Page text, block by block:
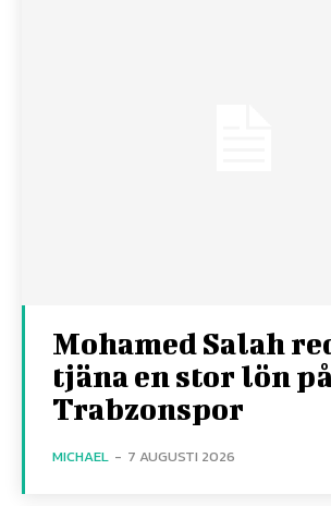
Mohamed Salah
tjäna en stor lön på
Trabzonspor
MICHAEL - 7 AUGUSTI 2026